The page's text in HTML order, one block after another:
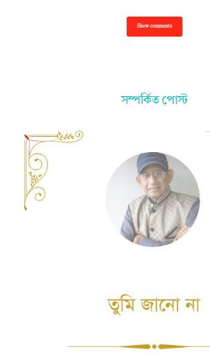
Show comments
সম্পর্কিত পোস্ট